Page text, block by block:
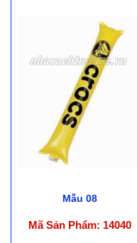
Mẫu 08
Mã Sản Phẩm: 14040